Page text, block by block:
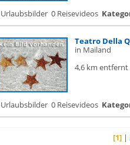
0 Reisevideos
Teatro Della
in Mailand
4,6 km entfernt
0 Reisevideos
[1] |